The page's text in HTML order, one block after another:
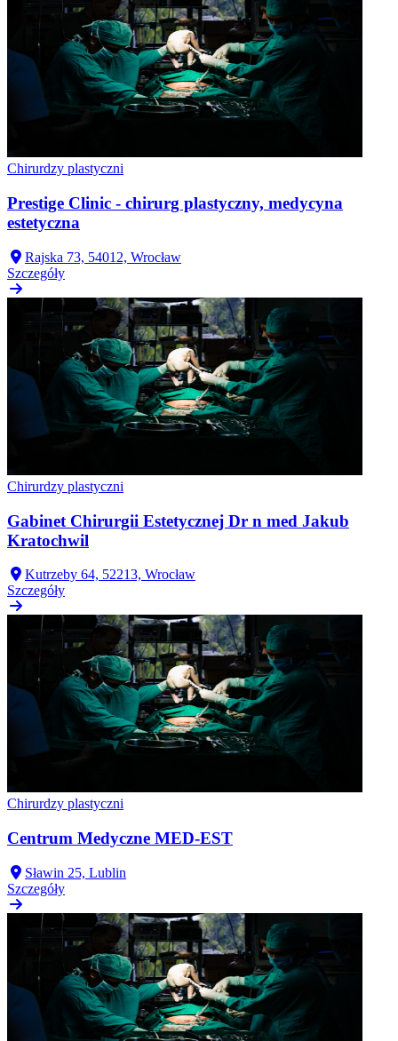
Chirurdzy plastyczni
Prestige Clinic - chirurg plastyczny, medycyna
estetyczna
Rajska 73, 54012, Wrocław
Szczegóły
Chirurdzy plastyczni
Gabinet Chirurgii Estetycznej Dr n med Jakub
Kratochwil
Kutrzeby 64, 52213, Wrocław
Szczegóły
Chirurdzy plastyczni
Centrum Medyczne MED-EST
Sławin 25, Lublin
Szczegóły